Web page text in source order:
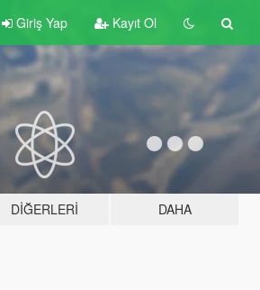
Giriş Yap Kayıt Ol
DIĞERLERI DAHA